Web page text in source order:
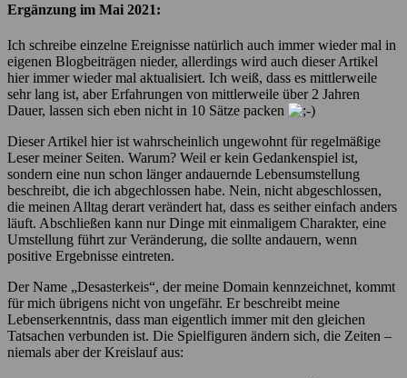
Ergänzung im Mai 2021:
Ich schreibe einzelne Ereignisse natürlich auch immer wieder mal in
eigenen Blogbeiträgen nieder, allerdings wird auch dieser Artikel
hier immer wieder mal aktualisiert. Ich weiß, dass es mittlerweile
sehr lang ist, aber Erfahrungen von mittlerweile über 2 Jahren
Dauer, lassen sich eben nicht in 10 Sätze packen
Dieser Artikel hier ist wahrscheinlich ungewohnt für regelmäßige
Leser meiner Seiten. Warum? Weil er kein Gedankenspiel ist,
sondern eine nun schon länger andauernde Lebensumstellung
beschreibt, die ich abgechlossen habe. Nein, nicht abgeschlossen,
die meinen Alltag derart verändert hat, dass es seither einfach anders
läuft. Abschließen kann nur Dinge mit einmaligem Charakter, eine
Umstellung führt zur Veränderung, die sollte andauern, wenn
positive Ergebnisse eintreten.
Der Name „Desasterkeis“, der meine Domain kennzeichnet, kommt
für mich übrigens nicht von ungefähr. Er beschreibt meine
Lebenserkenntnis, dass man eigentlich immer mit den gleichen
Tatsachen verbunden ist. Die Spielfiguren ändern sich, die Zeiten –
niemals aber der Kreislauf aus: